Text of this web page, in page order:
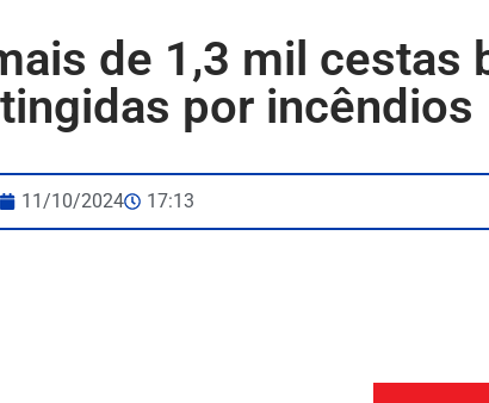
de 1,3 mil cestas
por incêndios
11/10/2024 17:13